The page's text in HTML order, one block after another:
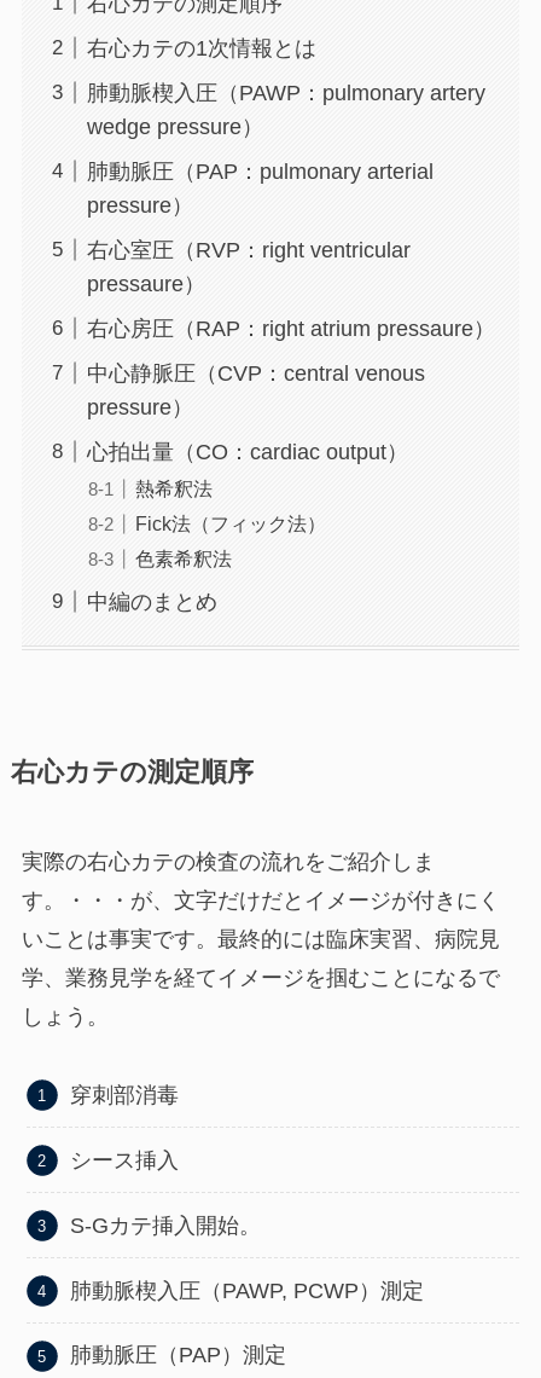
右心カテの1次情報とは
肺動脈楔入圧（PAWP：pulmonary artery
wedge pressure）
肺動脈圧（PAP：pulmonary arterial
pressure）
右心室圧（RVP：right ventricular
pressaure）
右心房圧（RAP：right atrium pressaure）
中心静脈圧（CVP：central venous
pressure）
心拍出量（CO：cardiac output）
熱希釈法
Fick法（フィック法）
色素希釈法
中編のまとめ
右心カテの測定順序
実際の右心カテの検査の流れをご紹介しま
す。・・・が、文字だけだとイメージが付きにく
いことは事実です。最終的には臨床実習、病院見
学、業務見学を経てイメージを掴むことになるで
しょう。
穿刺部消毒
シース挿入
S-Gカテ挿入開始。
肺動脈楔入圧（PAWP, PCWP）測定
肺動脈圧（PAP）測定